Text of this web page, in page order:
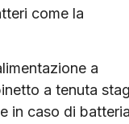
come la
a
a tenuta
in caso di